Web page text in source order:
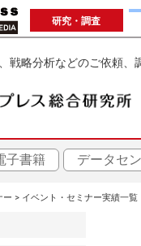
研究・調査
戦略分析などのご依頼
子書籍 データセ
ー イベント・セミナー実績一覧